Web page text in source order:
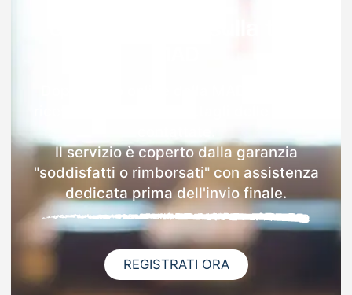
Il servizio è coperto dalla garanzia
"soddisfatti o rimborsati" con assistenza
dedicata prima dell'invio finale.
REGISTRATI ORA